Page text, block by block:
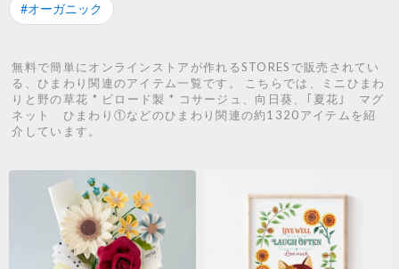
#オーガニック
無料で簡単にオンラインストアが作れるSTORESで販売されてい
る、ひまわり関連のアイテム一覧です。 こちらでは、ミニひまわ
りと野の草花 * ビロード製 * コサージュ、向日葵、｢夏花｣ マグ
ネット ひまわり①などのひまわり関連の約1320アイテムを紹
介しています。